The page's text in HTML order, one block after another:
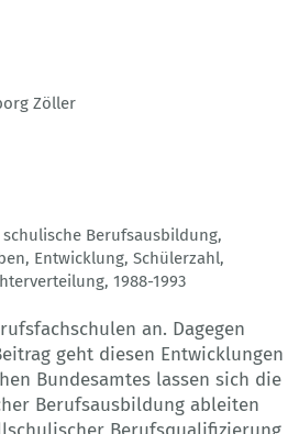
Zöller
schulische Berufsausbildung,
, Entwicklung, Schülerzahl,
, 1988-1993
an. Dagegen
geht diesen Entwicklungen
Bundesamtes lassen sich die
Berufsausbildung ableiten